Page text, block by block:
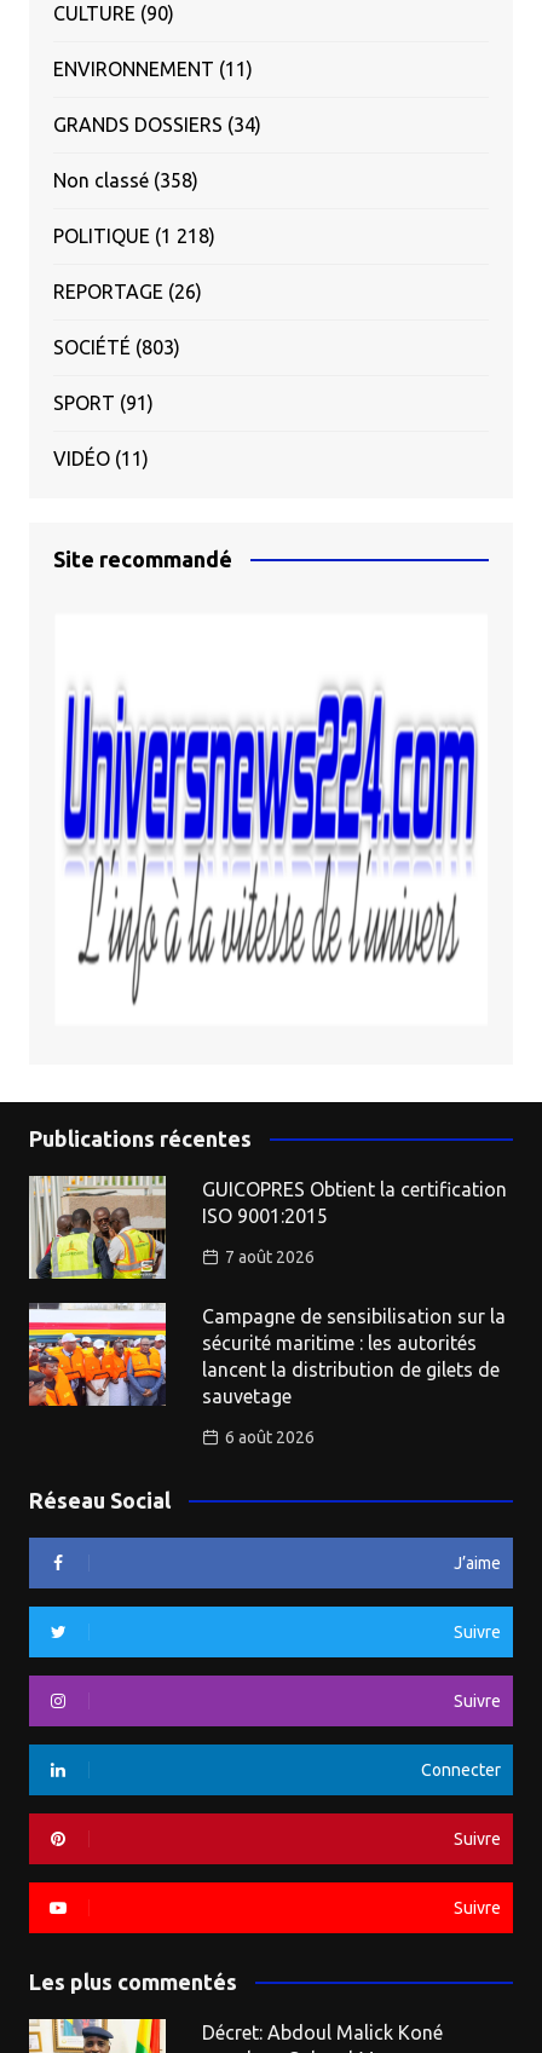
CULTURE (90)
ENVIRONNEMENT (11)
GRANDS DOSSIERS (34)
Non classé(358)
POLITIQUE (1 218)
REPORTAGE (26)
SOCIÉTÉ (803)
SPORT (91)
VIDÉO(11)
Site recommandé
Publications récentes
GUICOPRES Obtient la certification
ISO 9001:2015
7 août 2026
Campagne de sensibilisation sur la
sécurité maritime : les autorités
lancent la distribution de gilets de
sauvetage
6 août 2026
Réseau Social
J’aime
Suivre
Suivre
Connecter
Suivre
Suivre
Les plus commentés
Décret: Abdoul Malick Koné